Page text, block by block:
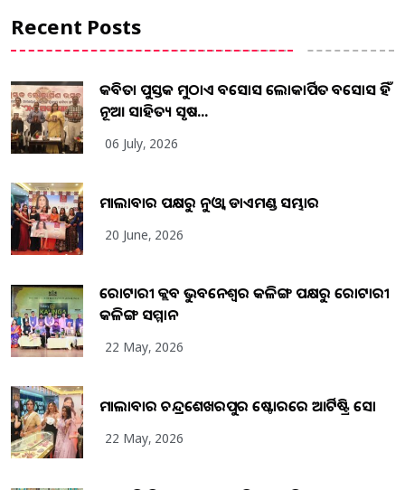
Recent Posts
କବିତା ପୁସ୍ତକ ମୁଠାଏ ଅବସୋସ ଲୋକାର୍ପିତ ଅବସୋସ ହିଁ
ନୂଆ ସାହିତ୍ୟ ସୃଷ...
06 July, 2026
ମାଲାବାର ପକ୍ଷରୁ ନୁଓ୍ବା ଡାଏମଣ୍ଡ ସମ୍ଭାର
20 June, 2026
ରୋଟାରୀ କ୍ଲବ ଭୁବନେଶ୍ୱର କଳିଙ୍ଗ ପକ୍ଷରୁ ରୋଟାରୀ
କଳିଙ୍ଗ ସମ୍ମାନ
22 May, 2026
ମାଲାବାର ଚନ୍ଦ୍ରଶେଖରପୁର ଷ୍ଟୋରରେ ଆର୍ଟିଷ୍ଟ୍ରି ସୋ
22 May, 2026